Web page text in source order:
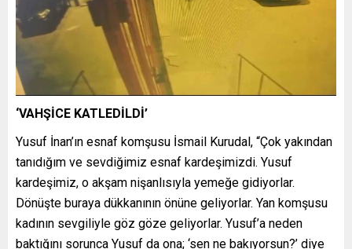
‘VAHŞİCE KATLEDİLDİ’
Yusuf İnan’ın esnaf komşusu İsmail Kurudal, “Çok yakından
tanıdığım ve sevdiğimiz esnaf kardeşimizdi. Yusuf
kardeşimiz, o akşam nişanlısıyla yemeğe gidiyorlar.
Dönüşte buraya dükkanının önüne geliyorlar. Yan komşusu
kadının sevgiliyle göz göze geliyorlar. Yusuf’a neden
baktığını sorunca Yusuf da ona; ‘sen ne bakıyorsun?’ diye